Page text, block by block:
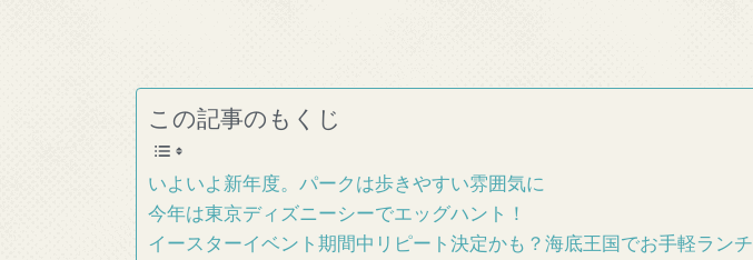
この記事のもくじ
いよいよ新年度。パークは歩きやすい雰囲気に
今年は東京ディズニーシーでエッグハント！
イースターイベント期間中リピート決定かも？海底王国でお手軽ランチ